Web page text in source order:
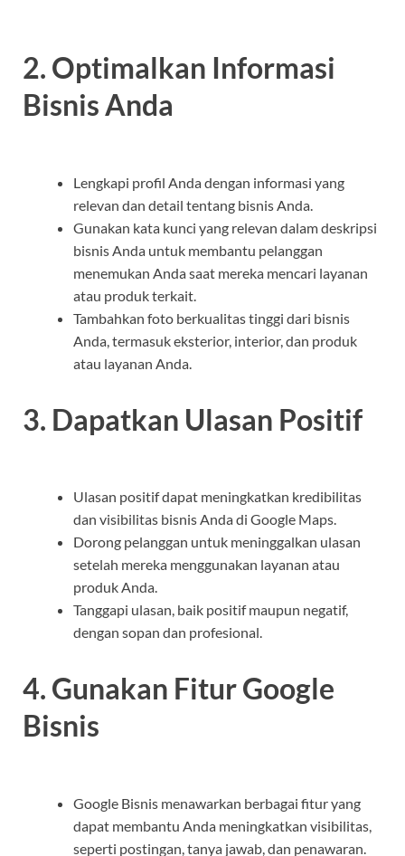
2. Optimalkan Informasi
Bisnis Anda
Lengkapi profil Anda dengan informasi yang
relevan dan detail tentang bisnis Anda.
Gunakan kata kunci yang relevan dalam deskripsi
bisnis Anda untuk membantu pelanggan
menemukan Anda saat mereka mencari layanan
atau produk terkait.
Tambahkan foto berkualitas tinggi dari bisnis
Anda, termasuk eksterior, interior, dan produk
atau layanan Anda.
3. Dapatkan Ulasan Positif
Ulasan positif dapat meningkatkan kredibilitas
dan visibilitas bisnis Anda di Google Maps.
Dorong pelanggan untuk meninggalkan ulasan
setelah mereka menggunakan layanan atau
produk Anda.
Tanggapi ulasan, baik positif maupun negatif,
dengan sopan dan profesional.
4. Gunakan Fitur Google
Bisnis
Google Bisnis menawarkan berbagai fitur yang
dapat membantu Anda meningkatkan visibilitas,
seperti postingan, tanya jawab, dan penawaran.